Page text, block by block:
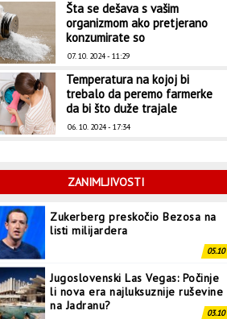
Šta se dešava s vašim
organizmom ako pretjerano
konzumirate so
07. 10. 2024 - 11:29
Temperatura na kojoj bi
trebalo da peremo farmerke
da bi što duže trajale
06. 10. 2024 - 17:34
ZANIMLJIVOSTI
Zukerberg preskočio Bezosa na
listi milijardera
05.10
Jugoslovenski Las Vegas: Počinje
li nova era najluksuznije ruševine
na Jadranu?
03.10